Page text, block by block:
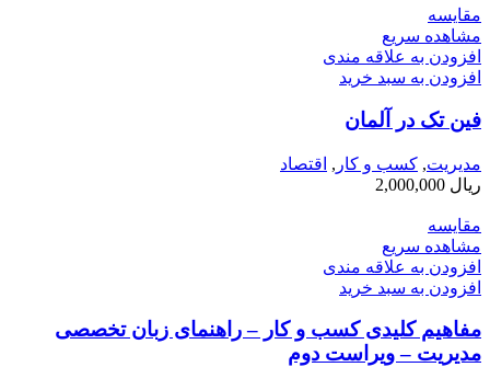
مقایسه
مشاهده سریع
افزودن به علاقه مندی
افزودن به سبد خرید
فین تک در آلمان
مديريت, کسب و کار , اقتصاد
ریال
مقایسه
مشاهده سریع
افزودن به علاقه مندی
افزودن به سبد خرید
مفاهیم کلیدی ‌کسب ‌و کار – راهنمای زبان تخصصی
مدیریت – ویراست دوم